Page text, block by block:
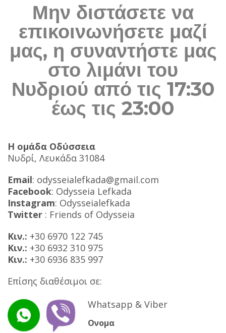
Μην διστάσετε να
επικοινωνήσετε μαζί
μας, η συναντήστε μας
στο λιμάνι του
Νυδριού από τις 17:30
έως τις 23:00
Η ομάδα Οδύσσεια
Νυδρί, Λευκάδα 31084
Email: odysseialefkada@gmail.com
Facebook: Odysseia Lefkada
Instagram: Odysseialefkada
Twitter : Friends of Odysseia
Κιν.: +30 6970 122 745
Κιν.: +30 6932 310 975
Κιν.: +30 6936 835 997
Επίσης διαθέσιμοι σε:
Whatsapp & Viber
Ονομα